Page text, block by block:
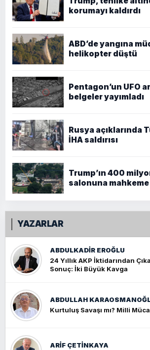
korumayı kaldırdı
ABD’de yangına
helikopter düştü
Pentagon’un UFO
belgeler yayımladı
Rusya açıklarında
İHA saldırısı
Trump’ın 400
salonuna
YAZARLAR
ABDULKADIR EROĞLU
24 Yıllık AKP İktidarından
Sonuç: İki Büyük Kavga
ABDULLAH
Kurtuluş Savaşı mı? Milli
ARIF ÇETİNKAYA